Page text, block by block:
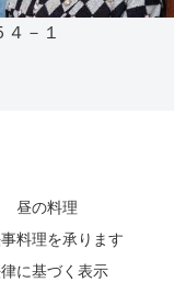
－１
昼の料理
料理を承ります
に基づく表示